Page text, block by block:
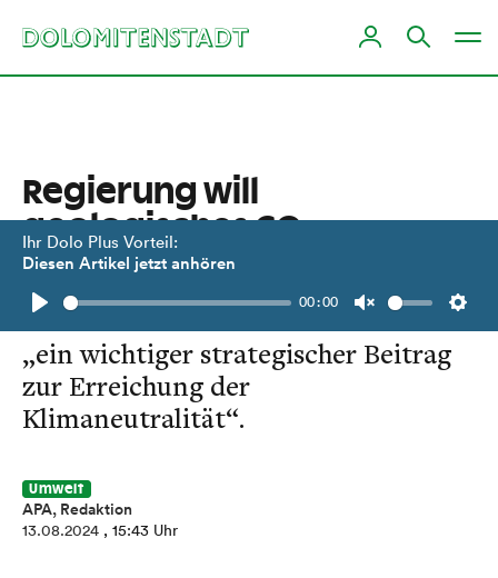
Ihr Dolo Plus Vorteil:
Diesen Artikel jetzt anhören
Play
00:00
Unmute
Regierung will
geologisches CO₂-
Speichern ermöglichen
Kohlenstoffdioxid zu bunkern sei
„ein wichtiger strategischer Beitrag
zur Erreichung der
Klimaneutralität“.
Umwelt
APA, Redaktion
13.08.2024 , 15:43 Uhr